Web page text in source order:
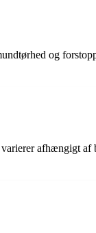
og
afhængigt af